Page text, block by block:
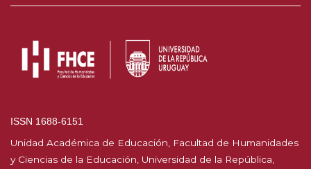
ISSN 1688-6151
Unidad Académica de Educación, Facultad de Humanidades
y Ciencias de la Educación, Universidad de la República,